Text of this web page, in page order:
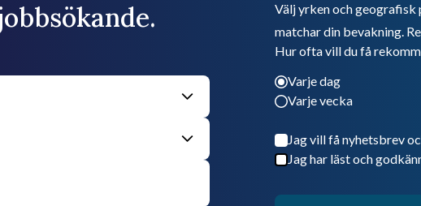
Välj yrken och geografisk
matchar din bevakning.
Hur ofta vill du få
Varje dag
Varje vecka
Jag vill få nyhetsbrev
Jag har läst och